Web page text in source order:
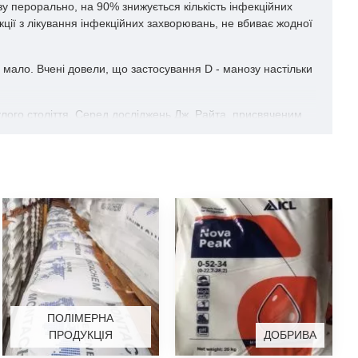
перорально, на 90% знижується кількість інфекційних
з лікування інфекційних захворювань, не вбиває жодної
Вчені довели, що застосування D - манозу настільки
століття. Серед досліджень Дж. Райта, присвяченим
дитини вже не справляються з хронічними
ложки порошкуD- манози, що розчиняється в склянці
і це ще не все! Малятко позбулася інфекції на цілих два
ефектів. Мало того,
-Манноза дуже приємна на смак і
збулася наяву:
- Манноза - це, за смаковими
не тільки є воістину ефективним і безпечним, воно
ПОЛІМЕРНА
ПРОДУКЦІЯ
ДОБРИВА